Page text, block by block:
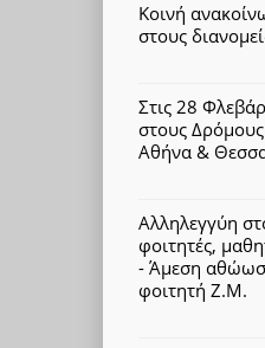
Κοινή
στους
Στις 28
στους
Αθήνα &
Αλληλεγγύη
φοιτητές,
- Άμεση
φοιτητή Ζ.Μ.